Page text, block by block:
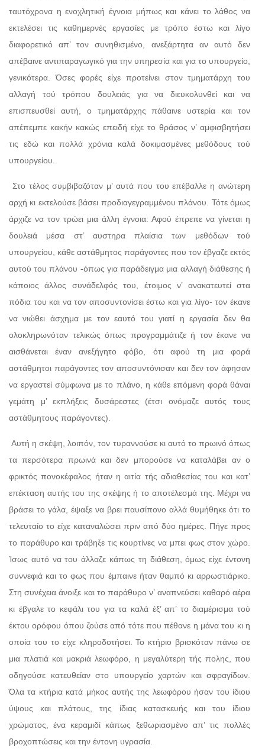
ταυτόχρονα η ενοχλητική έγνοια μήπως και κάνει το λάθος να
εκτελέσει τις καθημερνές εργασίες με τρόπο έστω και λίγο
διαφορετικό απ’ τον συνηθισμένο, ανεξάρτητα αν αυτό δεν
απέβαινε αντιπαραγωγικό για την υπηρεσία και για το υπουργείο,
γενικότερα. Όσες φορές είχε προτείνει στον τμηματάρχη του
αλλαγή τού τρόπου δουλειάς για να διευκολυνθεί και να
επισπευσθεί αυτή, ο τμηματάρχης πάθαινε υστερία και τον
απέπεμπε κακήν κακώς επειδή είχε το θράσος ν’ αμφισβητήσει
τις εδώ και πολλά χρόνια καλά δοκιμασμένες μεθόδους τού
υπουργείου.
Στο τέλος συμβιβαζόταν μ’ αυτά που του επέβαλλε η ανώτερη
αρχή κι εκτελούσε βάσει προδιαγεγραμμένου πλάνου. Τότε όμως
άρχιζε να τον τρώει μια άλλη έγνοια: Αφού έπρεπε να γίνεται η
δουλειά μέσα στ’ αυστηρα πλαίσια των μεθόδων τού
υπουργείου, κάθε αστάθμητος παράγοντες που τον έβγαζε εκτός
αυτού του πλάνου -όπως για παράδειγμα μια αλλαγή διάθεσης ή
κάποιος άλλος συνάδελφός του, έτοιμος ν’ ανακατευτεί στα
πόδια του και να τον αποσυντονίσει έστω και για λίγο- τον έκανε
να νιώθει άσχημα με τον εαυτό του γιατί η εργασία δεν θα
ολοκληρωνόταν τελικώς όπως προγραμμάτιζε ή τον έκανε να
αισθάνεται έναν ανεξήγητο φόβο, ότι αφού τη μια φορά
αστάθμητοι παράγοντες τον αποσυντόνισαν και δεν τον άφησαν
να εργαστεί σύμφωνα με το πλάνο, η κάθε επόμενη φορά θάναι
γεμάτη μ’ εκπλήξεις δυσάρεστες (έτσι ονόμαζε αυτός τους
αστάθμητους παράγοντες).
Αυτή η σκέψη, λοιπόν, τον τυραννούσε κι αυτό το πρωινό όπως
τα περσότερα πρωινά και δεν μπορούσε να καταλάβει αν ο
φρικτός πονοκέφαλος ήταν η αιτία τής αδιαθεσίας του και κατ’
επέκταση αυτής του της σκέψης ή το αποτέλεσμά της. Μέχρι να
βράσει το γάλα, έψαξε να βρει παυσίπονο αλλά θυμήθηκε ότι το
τελευταίο το είχε καταναλώσει πριν από δύο ημέρες. Πήγε προς
το παράθυρο και τράβηξε τις κουρτίνες να μπει φως στον χώρο.
Ίσως αυτό να του άλλαζε κάπως τη διάθεση, όμως είχε έντονη
συννεφιά και το φως που έμπαινε ήταν θαμπό κι αρρωστιάρικο.
Στη συνέχεια άνοιξε και το παράθυρο ν’ αναπνεύσει καθαρό αέρα
κι έβγαλε το κεφάλι του για τα καλά έξ’ απ’ το διαμέρισμα τού
έκτου ορόφου όπου ζούσε από τότε που πέθανε η μάνα του κι η
οποία του το είχε κληροδοτήσει. Το κτήριο βρισκόταν πάνω σε
μια πλατιά και μακριά λεωφόρο, η μεγαλύτερη τής πολης, που
οδηγούσε κατευθείαν στο υπουργείο χαρτών και σφραγίδων.
Όλα τα κτήρια κατά μήκος αυτής της λεωφόρου ήσαν του ίδιου
ύψους και πλάτους, της ίδιας κατασκευής και του ίδιου
χρώματος, ένα κεραμιδί κάπως ξεθωριασμένο απ’ τις πολλές
βροχοπτώσεις και την έντονη υγρασία.